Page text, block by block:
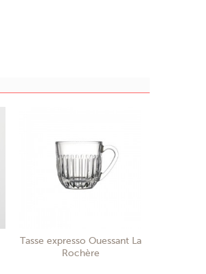
Tasse expresso Ouessant La
Rochère